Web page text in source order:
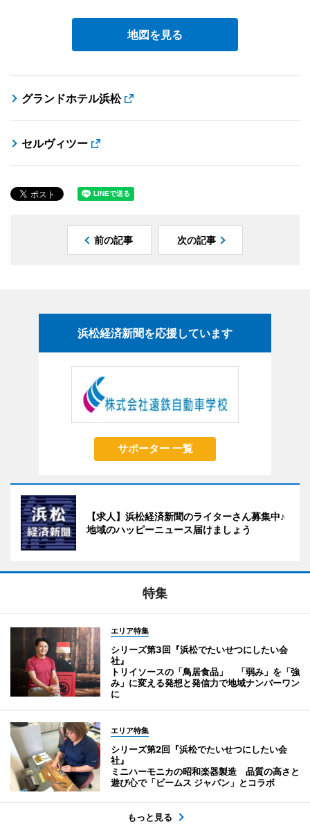
地図を見る
グランドホテル浜松
セルヴィツー
前の記事 次の記事
浜松経済新聞を応援しています
サポーター 一覧
【求人】浜松経済新聞のライターさん募集中♪
地域のハッピーニュース届けましょう
特集
エリア特集
シリーズ第3回『浜松でたいせつにしたい会
社』
トリイソースの「鳥居食品」 「弱み」を「強
み」に変える発想と発信力で地域ナンバーワン
に
エリア特集
シリーズ第2回『浜松でたいせつにしたい会
社』
ミニハーモニカの昭和楽器製造 品質の高さと
遊び心で「ビームス ジャパン」とコラボ
もっと見る